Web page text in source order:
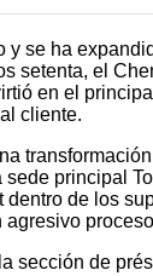
se ha
setenta, el
en el
cliente.
principal
de los
sección de